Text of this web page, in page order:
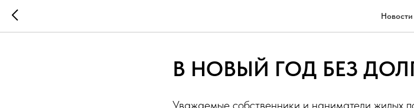
Новости
В НОВЫЙ ГОД БЕЗ
Уважаемые собственники и наниматели жилых